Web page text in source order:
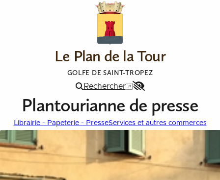
Le Plan de la Tour
GOLFE DE SAINT-TROPEZ
Menu
Rechercher
Plantourianne de presse
Librairie - Papeterie - PresseServices et autres commerces